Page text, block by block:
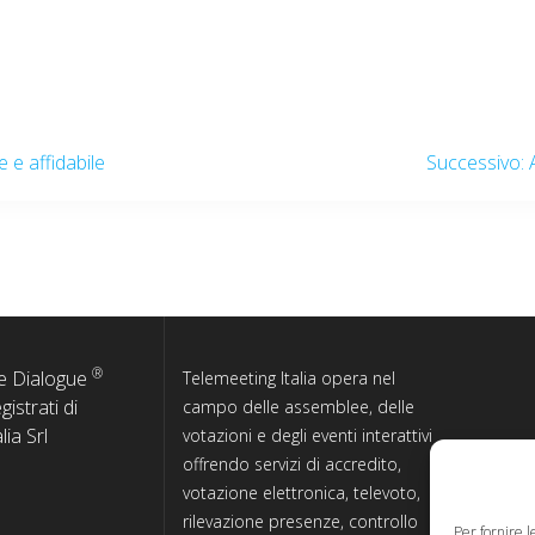
e affidabile Successivo:
Dialogue ®
di
Srl
Telemeeting Italia opera nel
campo delle assemblee, delle
votazioni e degli eventi interattivi
offrendo servizi di accredito,
votazione elettronica, televoto,
rilevazione presenze, controllo